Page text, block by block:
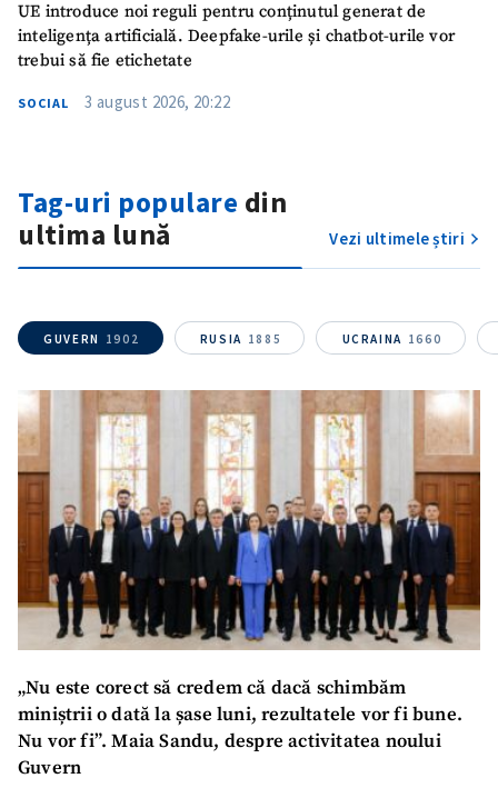
SUSȚINE
UE introduce noi reguli pentru conținutul generat de
inteligența artificială. Deepfake-urile și chatbot-urile vor
trebui să fie etichetate
SOCIAL 3 august 2026, 20:22
Tag-uri populare din
ultima lună
Vezi ultimele știri
GUVERN 1902 RUSIA 1885 UCRAINA 1660
„Nu este corect să credem că dacă schimbăm
miniștrii o dată la șase luni, rezultatele vor fi bune.
Nu vor fi”. Maia Sandu, despre activitatea noului
Guvern